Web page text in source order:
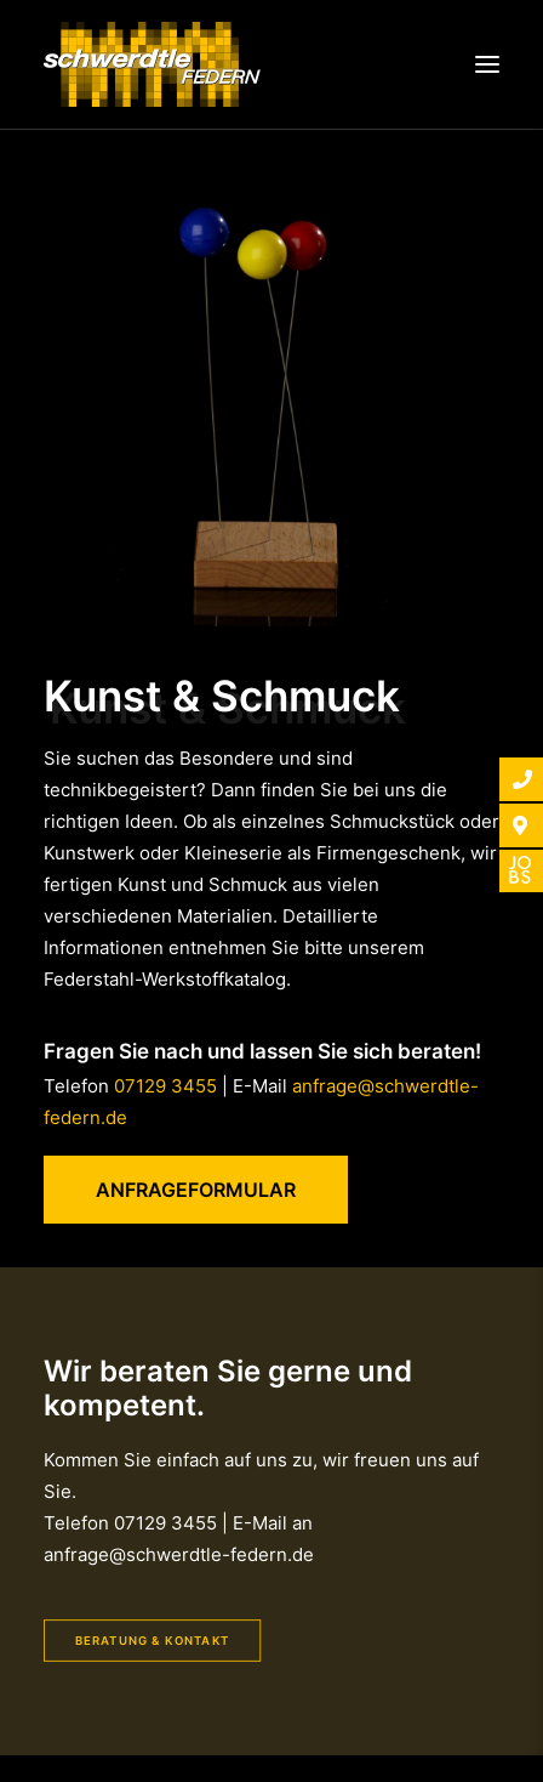
Entwicklung & Qualität
Beratung & Kontakt
Kunst & Schmuck
Sie suchen das Besondere und sind
technikbegeistert? Dann finden Sie bei uns die
richtigen Ideen. Ob als einzelnes Schmuckstück oder
Kunstwerk oder Kleineserie als Firmengeschenk, wir
fertigen Kunst und Schmuck aus vielen
verschiedenen Materialien. Detaillierte
Informationen entnehmen Sie bitte unserem
Federstahl-Werkstoffkatalog.
Fragen Sie nach und lassen Sie sich beraten!
Telefon 07129 3455 | E-Mail anfrage@schwerdtle-
federn.de
ANFRAGEFORMULAR
Wir beraten Sie gerne und
kompetent.
Kommen Sie einfach auf uns zu, wir freuen uns auf
Sie.
Telefon 07129 3455 | E-Mail an
anfrage@schwerdtle-federn.de
BERATUNG & KONTAKT